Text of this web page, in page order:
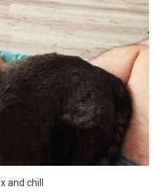
and chill